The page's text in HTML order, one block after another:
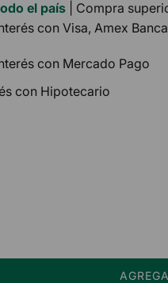
el país
| Compra
con Visa, Amex
con Mercado Pago
con Hipotecario